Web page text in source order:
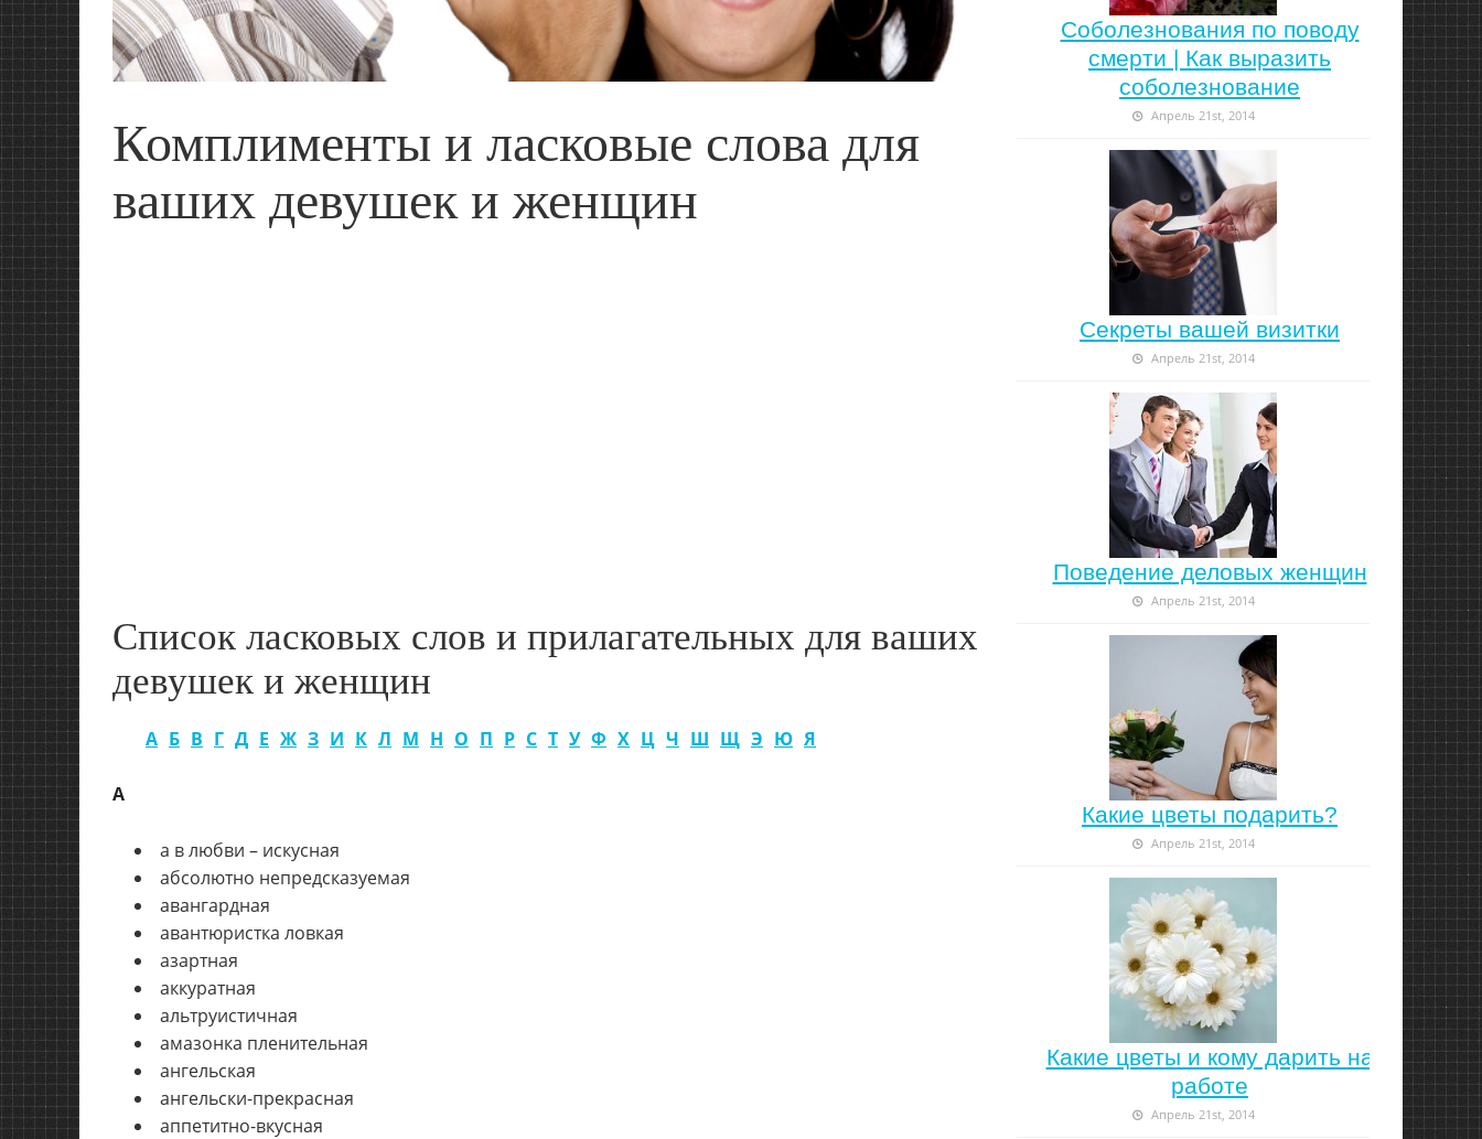
Комплименты и ласковые слова для
ваших девушек и женщин
Список ласковых слов и прилагательных для ваших
девушек и женщин
А Б В Г Д Е Ж З И К Л М Н О П Р С Т У Ф Х Ц Ч Ш Щ Э Ю Я
А
а в любви – искусная
абсолютно непредсказуемая
авангардная
авантюристка ловкая
азартная
аккуратная
альтруистичная
амазонка пленительная
ангельская
ангельски-прекрасная
аппетитно-вкусная
Соболезнования по поводу
смерти | Как выразить
соболезнование
Апрель 21st, 2014
Секреты вашей визитки
Апрель 21st, 2014
Поведение деловых женщин
Апрель 21st, 2014
Какие цветы подарить?
Апрель 21st, 2014
Какие цветы и кому дарить на
работе
Апрель 21st, 2014